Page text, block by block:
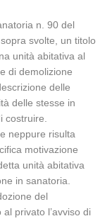
n. 90 del
svolte, un titolo
unità abitativa al
di demolizione
delle
delle stesse in
costruire.
neppure risulta
motivazione
unità abitativa
in sanatoria.
del
privato l’avviso di